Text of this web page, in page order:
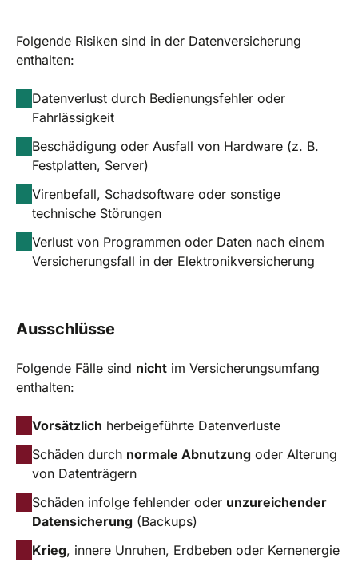
Folgende Risiken sind in der Datenversicherung
enthalten:
Datenverlust durch Bedienungsfehler oder
Fahrlässigkeit
Beschädigung oder Ausfall von Hardware (z. B.
Festplatten, Server)
Virenbefall, Schadsoftware oder sonstige
technische Störungen
Verlust von Programmen oder Daten nach einem
Versicherungsfall in der Elektronikversicherung
Ausschlüsse
Folgende Fälle sind nicht im Versicherungsumfang
enthalten:
Vorsätzlich herbeigeführte Datenverluste
Schäden durch normale Abnutzung oder Alterung
von Datenträgern
Schäden infolge fehlender oder unzureichender
Datensicherung (Backups)
Krieg, innere Unruhen, Erdbeben oder Kernenergie